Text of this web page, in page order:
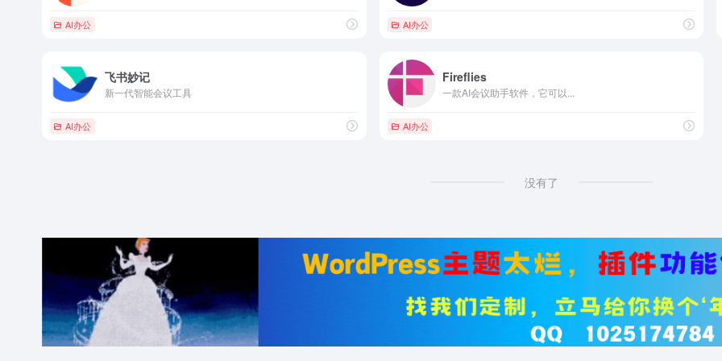
AI办公 AI办公
飞书妙记
新一代智能会议工具
AI办公
Fireflies
一款AI会议助手软件，它可以...
AI办公
没有了